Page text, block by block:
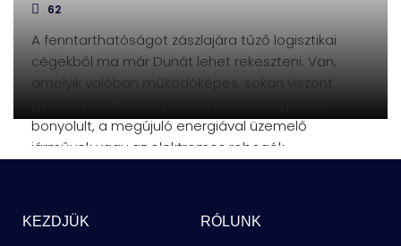
62
A fenntarthatóságot zászlajára tűző logisztikai
cégekből ma már Dunát lehet rekeszteni. Van,
amelyik valóban működőképes, sokan viszont
bonyolult, a megújuló energiával üzemelő
járművek vagy az elektromos robogók
KEZDJÜK RÓLUNK